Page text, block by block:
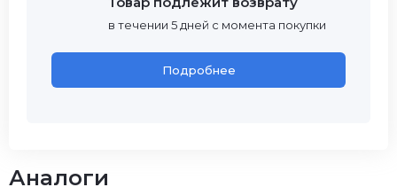
в течении 5 дней с момента покупки
Подробнее
Аналоги